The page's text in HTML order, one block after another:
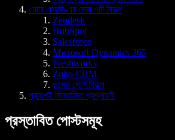
এয়ার এআই-এর সেরা ৭টি বিকল্প
Zendesk
HubSpot
Salesforce
Microsoft Dynamics 365
Freshworks
Zoho CRM
ওপেন সোর্স বিকল্প
প্রায়শই জিজ্ঞাসিত প্রশ্নাবলী
প্রস্তাবিত পোস্টসমূহ